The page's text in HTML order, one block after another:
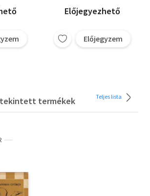
Előjegyezhető
Előjegyzem
termékek Teljes lista